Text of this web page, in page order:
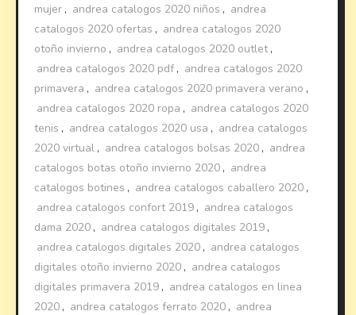
mujer , andrea catalogos 2020 niños , andrea
catalogos 2020 ofertas , andrea catalogos 2020
otoño invierno , andrea catalogos 2020 outlet,
andrea catalogos 2020 pdf , andrea catalogos 2020
primavera , andrea catalogos 2020 primavera verano ,
andrea catalogos 2020 ropa , andrea catalogos 2020
tenis , andrea catalogos 2020 usa , andrea catalogos
2020 virtual , andrea catalogos bolsas 2020 , andrea
catalogos botas otoño invierno 2020 , andrea
catalogos botines , andrea catalogos caballero 2020 ,
andrea catalogos confort 2019 , andrea catalogos
dama 2020 , andrea catalogos digitales 2019 ,
andrea catalogos digitales 2020 , andrea catalogos
digitales otoño invierno 2020 , andrea catalogos
digitales primavera 2019 , andrea catalogos en linea
2020 , andrea catalogos ferrato 2020 , andrea